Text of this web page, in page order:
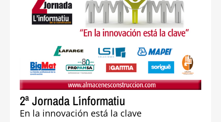
2ª Jornada L´informatiu
En la innovación está la clave